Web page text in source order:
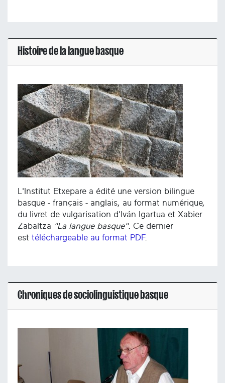
Histoire de la langue basque
L'Institut Etxepare a édité une version bilingue
basque - français - anglais, au format numérique,
du livret de vulgarisation d'Iván Igartua et Xabier
Zabaltza "La langue basque". Ce dernier
est téléchargeable au format PDF.
Chroniques de sociolinguistique basque